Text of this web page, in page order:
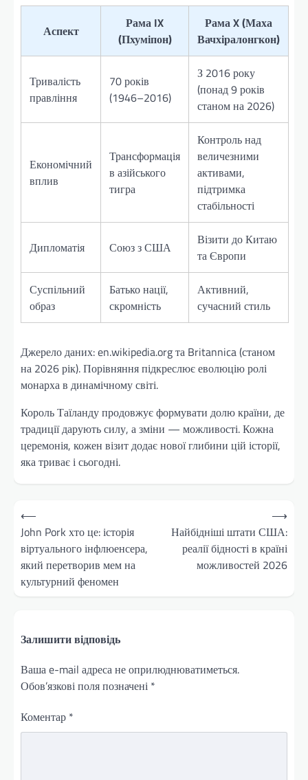
Аспект
Рама IX
(Пхуміпон)
Рама X (Маха
Вачхіралонгкон)
Тривалість
правління
70 років
(1946–2016)
З 2016 року
(понад 9 років
станом на 2026)
Економічний
вплив
Трансформація
в азійського
тигра
Контроль над
величезними
активами,
підтримка
стабільності
Дипломатія Союз з США
Візити до Китаю
та Європи
Суспільний
образ
Батько нації,
скромність
Активний,
сучасний стиль
Джерело даних: en.wikipedia.org та Britannica (станом
на 2026 рік). Порівняння підкреслює еволюцію ролі
монарха в динамічному світі.
Король Таїланду продовжує формувати долю країни, де
традиції дарують силу, а зміни — можливості. Кожна
церемонія, кожен візит додає нової глибини цій історії,
яка триває і сьогодні.
Навігація
записів
⟵
John Pork хто це: історія
віртуального інфлюенсера,
який перетворив мем на
культурний феномен
Найбідніші штати США:
реалії бідності в країні
можливостей 2026
⟶
Залишити відповідь
Ваша e-mail адреса не оприлюднюватиметься.
Обов’язкові поля позначені *
Коментар *